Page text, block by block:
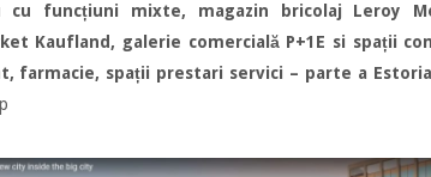
cu funcțiuni mixte, magazin bricolaj Leroy
Kaufland, galerie comercială P+1E si spații
farmacie, spații prestari servici – parte a